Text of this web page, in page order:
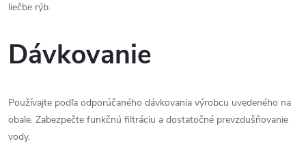
liečbe rýb.
Dávkovanie
Používajte podľa odporúčaného dávkovania výrobcu uvedeného na
obale. Zabezpečte funkčnú filtráciu a dostatočné prevzdušňovanie
vody.